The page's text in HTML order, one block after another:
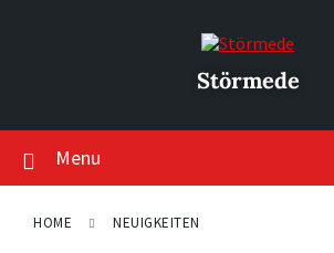
Störmede
Menu
HOME NEUIGKEITEN